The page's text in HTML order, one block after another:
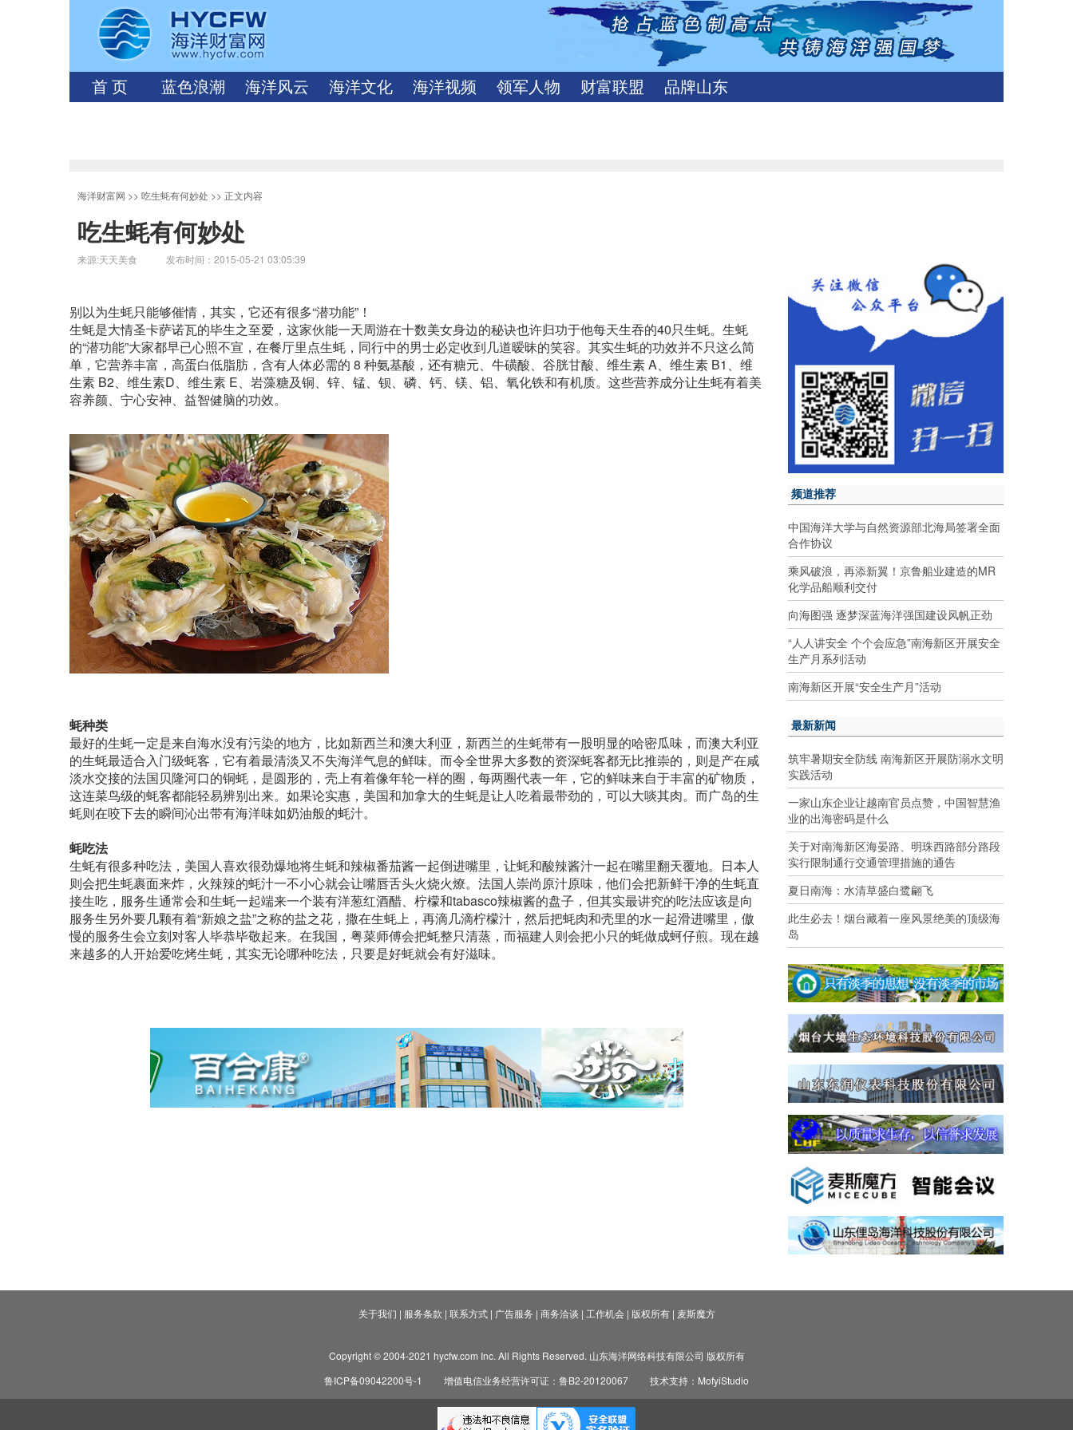
首 页 蓝色浪潮 海洋风云 海洋文化 海洋视频 领军人物 财富联盟 品牌山东
海洋财富网 >> 吃生蚝有何妙处 >> 正文内容
吃生蚝有何妙处
来源:天天美食 发布时间：2015-05-21 03:05:39
别以为生蚝只能够催情，其实，它还有很多“潜功能”！
生蚝是大情圣卡萨诺瓦的毕生之至爱，这家伙能一天周游在十数美女身边的秘诀也许归功于他每天生吞的40只生蚝。生蚝
的“潜功能”大家都早已心照不宣，在餐厅里点生蚝，同行中的男士必定收到几道暧昧的笑容。其实生蚝的功效并不只这么简
单，它营养丰富，高蛋白低脂肪，含有人体必需的 8 种氨基酸，还有糖元、牛磺酸、谷胱甘酸、维生素 A、维生素 B1、维
生素 B2、维生素D、维生素 E、岩藻糖及铜、锌、锰、钡、磷、钙、镁、铝、氧化铁和有机质。这些营养成分让生蚝有着美
容养颜、宁心安神、益智健脑的功效。
蚝种类
最好的生蚝一定是来自海水没有污染的地方，比如新西兰和澳大利亚，新西兰的生蚝带有一股明显的哈密瓜味，而澳大利亚
的生蚝最适合入门级蚝客，它有着最清淡又不失海洋气息的鲜味。而令全世界大多数的资深蚝客都无比推崇的，则是产在咸
淡水交接的法国贝隆河口的铜蚝，是圆形的，壳上有着像年轮一样的圈，每两圈代表一年，它的鲜味来自于丰富的矿物质，
这连菜鸟级的蚝客都能轻易辨别出来。如果论实惠，美国和加拿大的生蚝是让人吃着最带劲的，可以大啖其肉。而广岛的生
蚝则在咬下去的瞬间沁出带有海洋味如奶油般的蚝汁。
蚝吃法
生蚝有很多种吃法，美国人喜欢很劲爆地将生蚝和辣椒番茄酱一起倒进嘴里，让蚝和酸辣酱汁一起在嘴里翻天覆地。日本人
则会把生蚝裹面来炸，火辣辣的蚝汁一不小心就会让嘴唇舌头火烧火燎。法国人崇尚原汁原味，他们会把新鲜干净的生蚝直
接生吃，服务生通常会和生蚝一起端来一个装有洋葱红酒醋、柠檬和tabasco辣椒酱的盘子，但其实最讲究的吃法应该是向
服务生另外要几颗有着“新娘之盐”之称的盐之花，撒在生蚝上，再滴几滴柠檬汁，然后把蚝肉和壳里的水一起滑进嘴里，傲
慢的服务生会立刻对客人毕恭毕敬起来。在我国，粤菜师傅会把蚝整只清蒸，而福建人则会把小只的蚝做成蚵仔煎。现在越
来越多的人开始爱吃烤生蚝，其实无论哪种吃法，只要是好蚝就会有好滋味。
频道推荐
中国海洋大学与自然资源部北海局签署全面
合作协议
乘风破浪，再添新翼！京鲁船业建造的MR
化学品船顺利交付
向海图强 逐梦深蓝海洋强国建设风帆正劲
“人人讲安全 个个会应急”南海新区开展安全
生产月系列活动
南海新区开展“安全生产月”活动
最新新闻
筑牢暑期安全防线 南海新区开展防溺水文明
实践活动
一家山东企业让越南官员点赞，中国智慧渔
业的出海密码是什么
关于对南海新区海晏路、明珠西路部分路段
实行限制通行交通管理措施的通告
夏日南海：水清草盛白鹭翩飞
此生必去！烟台藏着一座风景绝美的顶级海
岛
关于我们 | 服务条款 | 联系方式| 广告服务 | 商务洽谈 | 工作机会| 版权所有| 麦斯魔方
Copyright © 2004-2021 hycfw.com Inc. All Rights Reserved. 山东海洋网络科技有限公司 版权所有
鲁ICP备09042200号-1
增值电信业务经营许可证：鲁B2-20120067 技术支持：MofyiStudio